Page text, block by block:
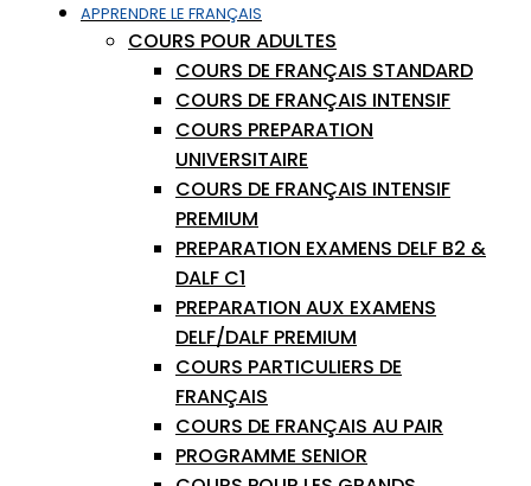
APPRENDRE LE FRANÇAIS
COURS POUR ADULTES
COURS DE FRANÇAIS STANDARD
COURS DE FRANÇAIS INTENSIF
COURS PREPARATION
UNIVERSITAIRE
COURS DE FRANÇAIS INTENSIF
PREMIUM
PREPARATION EXAMENS DELF B2 &
DALF C1
PREPARATION AUX EXAMENS
DELF/DALF PREMIUM
COURS PARTICULIERS DE
FRANÇAIS
COURS DE FRANÇAIS AU PAIR
PROGRAMME SENIOR